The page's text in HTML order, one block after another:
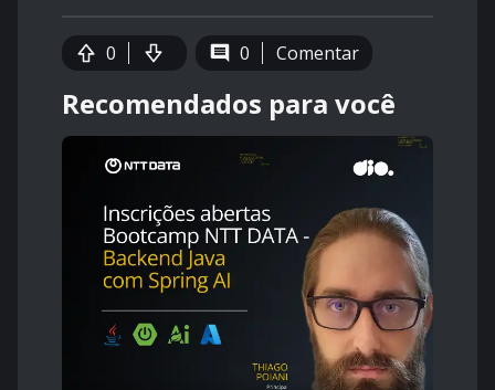
0 0 Comentar
Recomendados para você